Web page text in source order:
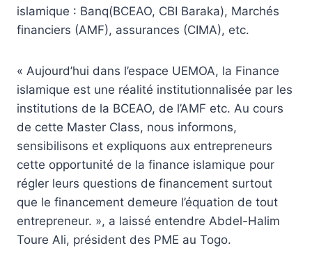
islamique : Banq(BCEAO, CBI Baraka), Marchés
financiers (AMF), assurances (CIMA), etc.
« Aujourd’hui dans l’espace UEMOA, la Finance
islamique est une réalité institutionnalisée par les
institutions de la BCEAO, de l’AMF etc. Au cours
de cette Master Class, nous informons,
sensibilisons et expliquons aux entrepreneurs
cette opportunité de la finance islamique pour
régler leurs questions de financement surtout
que le financement demeure l’équation de tout
entrepreneur. », a laissé entendre Abdel-Halim
Toure Ali, président des PME au Togo.